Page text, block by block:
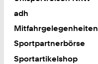
adh
Mitfahrgelegenheiten
Sportpartnerbörse
Sportartikelshop